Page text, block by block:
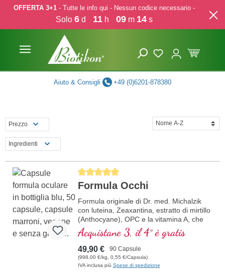
to main content
Skip to search
Skip to main navigation
OFFERTA 3+1- Tutte le info qui - Nessun codice necessario -
Solo 6 d 11 h 09 m 14 s
Aiuto & Consigli +49 (0)6201-878380
Prezzo
Ingredienti
Average rating of 5 out of 5 stars
Formula Occhi
Formula originale di Dr. med. Michalzik
con luteina, Zeaxantina, estratto di mirtillo
(Anthocyane), OPC e la vitamina A, che
contribuisce al mantenimento della
capacità visiva normale.
Acquistane 3, il 4° è gratis
49,90 € 90 Capsule
(998,00 €/kg, 0,55 €/Capsula)
IVA inclusa più Spese di spedizione